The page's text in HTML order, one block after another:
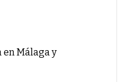
en Málaga y